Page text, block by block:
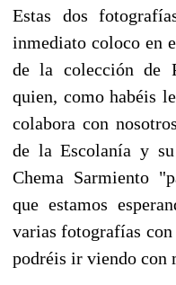
Estas dos
inmediato coloco en
de la colección de
quien, como habéis
colabora con
de la Escolanía y
Chema Sarmiento
que estamos
varias fotografías con
podréis ir viendo con